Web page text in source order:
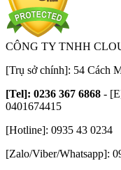
CÔNG TY TNHH
[Trụ sở chính]: 54 Cách
[Tel]: 0236 367 6868 -
0401674415
[Hotline]: 0935 43 0234
[Zalo/Viber/Whatsapp]: